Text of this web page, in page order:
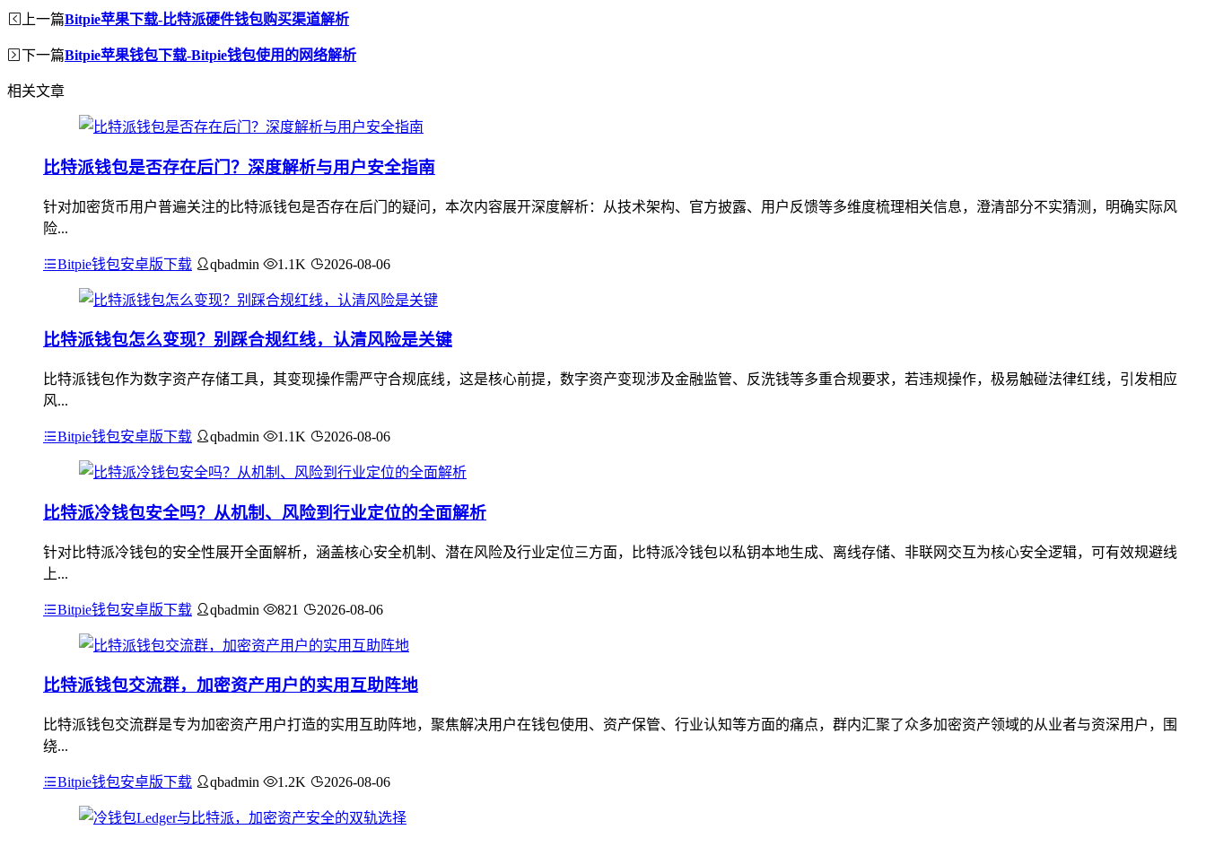
上一篇Bitpie苹果下载-比特派硬件钱包购买渠道解析
下一篇Bitpie苹果钱包下载-Bitpie钱包使用的网络解析
相关文章
比特派钱包是否存在后门？深度解析与用户安全指南
针对加密货币用户普遍关注的比特派钱包是否存在后门的疑问，本次内容展开深度解析：从技术架构、官方披露、用户反馈等多维度梳理相关信息，澄清部分不实猜测，明确实际风
险...
Bitpie钱包安卓版下载 qbadmin 1.1K 2026-08-06
比特派钱包怎么变现？别踩合规红线，认清风险是关键
比特派钱包作为数字资产存储工具，其变现操作需严守合规底线，这是核心前提，数字资产变现涉及金融监管、反洗钱等多重合规要求，若违规操作，极易触碰法律红线，引发相应
风...
Bitpie钱包安卓版下载 qbadmin 1.1K 2026-08-06
比特派冷钱包安全吗？从机制、风险到行业定位的全面解析
针对比特派冷钱包的安全性展开全面解析，涵盖核心安全机制、潜在风险及行业定位三方面，比特派冷钱包以私钥本地生成、离线存储、非联网交互为核心安全逻辑，可有效规避线
上...
Bitpie钱包安卓版下载 qbadmin 821 2026-08-06
比特派钱包交流群，加密资产用户的实用互助阵地
比特派钱包交流群是专为加密资产用户打造的实用互助阵地，聚焦解决用户在钱包使用、资产保管、行业认知等方面的痛点，群内汇聚了众多加密资产领域的从业者与资深用户，围
绕...
Bitpie钱包安卓版下载 qbadmin 1.2K 2026-08-06